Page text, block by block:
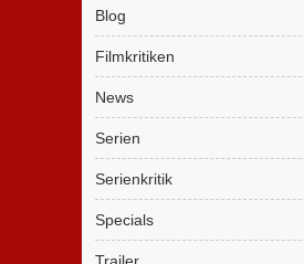
Blog
Filmkritiken
News
Serien
Serienkritik
Specials